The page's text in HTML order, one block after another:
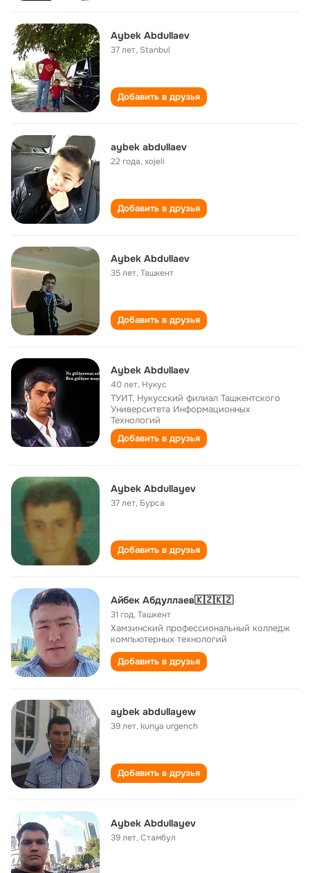
Aybek Abdullaev
37 лет, Stanbul
Добавить в друзья
aybek abdullaev
22 года,xojeli
Добавить в друзья
Aybek Abdullaev
35 лет,Ташкент
Добавить в друзья
Aybek Abdullaev
40 лет, Нукус
ТУИТ, Нукусский филиал Ташкентского
Университета Информационных
Технологий
Добавить в друзья
Aybek Abdullayev
37 лет, Бурса
Добавить в друзья
Айбек Абдуллаев🇰🇿🇰🇿
31 год,Ташкент
Хамзинский профессиональный колледж
компьютерных технологий
Добавить в друзья
aybek abdullayew
39 лет,kunya urgench
Добавить в друзья
Aybek Abdullayev
39 лет,Стамбул